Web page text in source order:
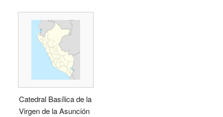
Catedral Basílica de la
Virgen de la Asunción